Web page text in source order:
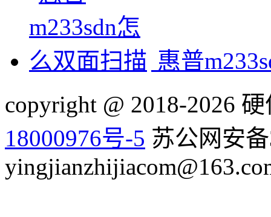
惠普
copyright @ 2018-2026
18000976号-5 苏公网安